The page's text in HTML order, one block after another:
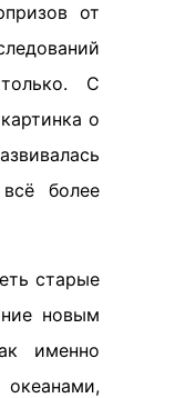
от
С
о
более
старые
новым
именно